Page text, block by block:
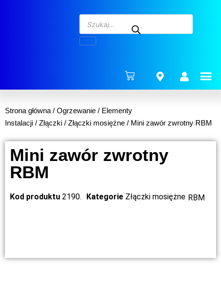
Strona główna / Ogrzewanie / Elementy
Instalacji / Złączki / Złączki mosiężne / Mini zawór zwrotny RBM
Mini zawór zwrotny
RBM
Kod produktu 2190. Kategorie Złączki mosiężne RBM